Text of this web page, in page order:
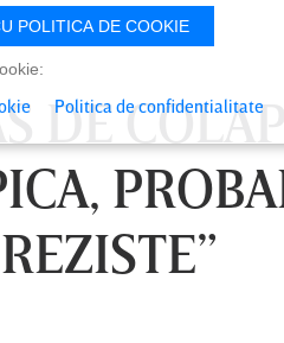
DE
POLITICA DE COOKIE
Politica de confidentialitate